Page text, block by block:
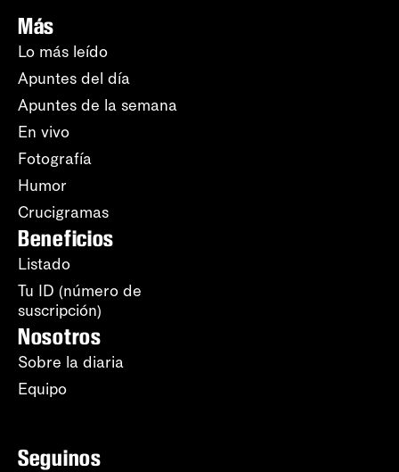
Más
Lo más leído
Apuntes del día
Apuntes de la semana
En vivo
Fotografía
Humor
Crucigramas
Beneficios
Listado
Tu ID (número de
suscripción)
Nosotros
Sobre la diaria
Equipo
Seguinos